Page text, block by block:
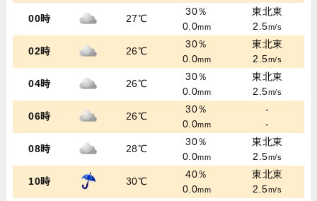
00時 27℃
30％
0.0mm
東北東
2.5m/s
02時 26℃
30％
0.0mm
東北東
2.5m/s
04時 26℃
30％
0.0mm
東北東
2.5m/s
06時 26℃
30％
0.0mm
-
-
08時 28℃
30％
0.0mm
東北東
2.5m/s
10時 30℃
40％
0.0mm
東北東
2.5m/s